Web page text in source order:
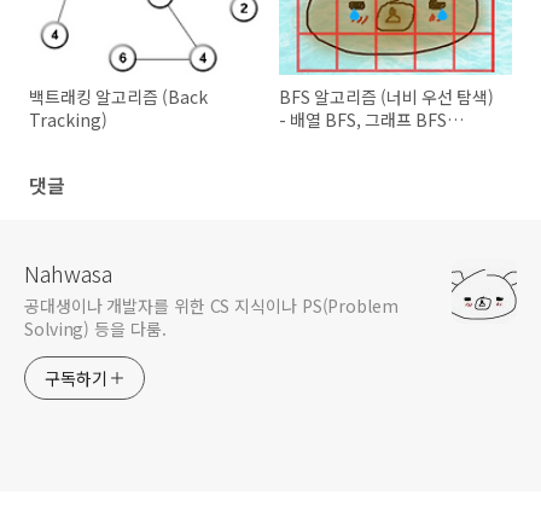
백트래킹 알고리즘 (Back
Tracking)
BFS 알고리즘 (너비 우선 탐색)
- 배열 BFS, 그래프 BFS
댓글
Nahwasa
공대생이나 개발자를 위한 CS 지식이나 PS(Problem
Solving) 등을 다룸.
구독하기